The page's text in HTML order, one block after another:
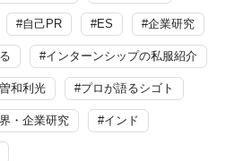
#自己PR #ES #企業研究
#インターンシップの私服紹介
和利光 #プロが語るシゴト
・企業研究 #インド